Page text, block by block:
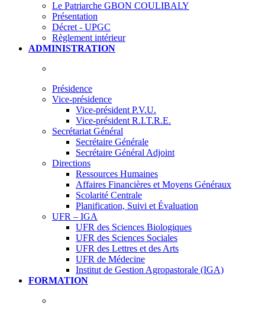
Le Patriarche GBON COULIBALY
Présentation
Décret - UPGC
Règlement intérieur
ADMINISTRATION
Présidence
Vice-présidence
Vice-président P.V.U.
Vice-président R.I.T.R.E.
Secrétariat Général
Secrétaire Générale
Secrétaire Général Adjoint
Directions
Ressources Humaines
Affaires Financières et Moyens Généraux
Scolarité Centrale
Planification, Suivi et Évaluation
UFR – IGA
UFR des Sciences Biologiques
UFR des Sciences Sociales
UFR des Lettres et des Arts
UFR de Médecine
Institut de Gestion Agropastorale (IGA)
FORMATION